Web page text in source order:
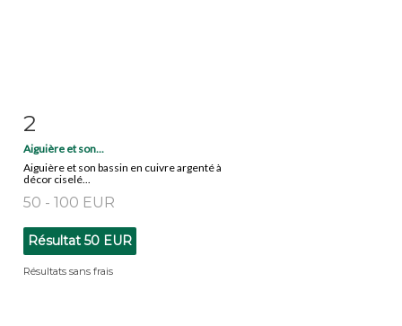
Fiche détaillée
2
Aiguière et son...
Aiguière et son bassin en cuivre argenté à
décor ciselé...
50 - 100 EUR
Résultat 50 EUR
Résultats sans frais